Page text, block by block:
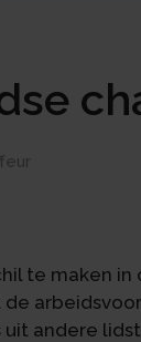
te maken in
andere